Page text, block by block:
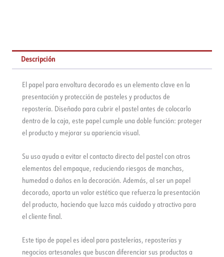
Descripción
El papel para envoltura decorado es un elemento clave en la
presentación y protección de pasteles y productos de
repostería. Diseñado para cubrir el pastel antes de colocarlo
dentro de la caja, este papel cumple una doble función: proteger
el producto y mejorar su apariencia visual.
Su uso ayuda a evitar el contacto directo del pastel con otros
elementos del empaque, reduciendo riesgos de manchas,
humedad o daños en la decoración. Además, al ser un papel
decorado, aporta un valor estético que refuerza la presentación
del producto, haciendo que luzca más cuidado y atractivo para
el cliente final.
Este tipo de papel es ideal para pastelerías, reposterías y
negocios artesanales que buscan diferenciar sus productos a